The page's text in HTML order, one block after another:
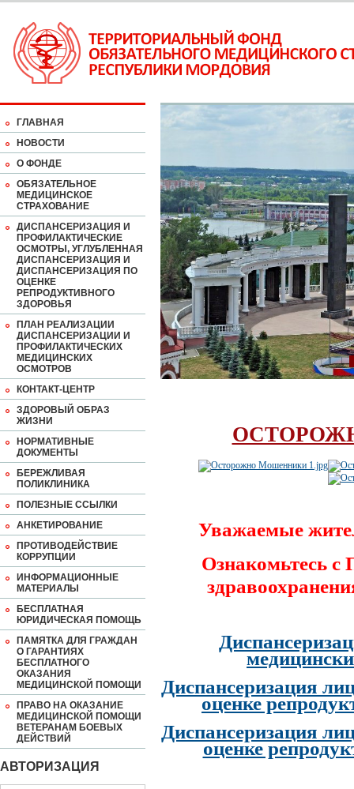
ГЛАВНАЯ
НОВОСТИ
О ФОНДЕ
ОБЯЗАТЕЛЬНОЕ
МЕДИЦИНСКОЕ
СТРАХОВАНИЕ
ДИСПАНСЕРИЗАЦИЯ И
ПРОФИЛАКТИЧЕСКИЕ
ОСМОТРЫ, УГЛУБЛЕННАЯ
ДИСПАНСЕРИЗАЦИЯ И
ДИСПАНСЕРИЗАЦИЯ ПО
ОЦЕНКЕ
РЕПРОДУКТИВНОГО
ЗДОРОВЬЯ
ПЛАН РЕАЛИЗАЦИИ
ДИСПАНСЕРИЗАЦИИ И
ПРОФИЛАКТИЧЕСКИХ
МЕДИЦИНСКИХ
ОСМОТРОВ
КОНТАКТ-ЦЕНТР
ЗДОРОВЫЙ ОБРАЗ
ЖИЗНИ
НОРМАТИВНЫЕ
ДОКУМЕНТЫ
БЕРЕЖЛИВАЯ
ПОЛИКЛИНИКА
ПОЛЕЗНЫЕ ССЫЛКИ
АНКЕТИРОВАНИЕ
ПРОТИВОДЕЙСТВИЕ
КОРРУПЦИИ
ИНФОРМАЦИОННЫЕ
МАТЕРИАЛЫ
БЕСПЛАТНАЯ
ЮРИДИЧЕСКАЯ ПОМОЩЬ
ПАМЯТКА ДЛЯ ГРАЖДАН
О ГАРАНТИЯХ
БЕСПЛАТНОГО
ОКАЗАНИЯ
МЕДИЦИНСКОЙ ПОМОЩИ
ПРАВО НА ОКАЗАНИЕ
МЕДИЦИНСКОЙ ПОМОЩИ
ВЕТЕРАНАМ БОЕВЫХ
ДЕЙСТВИЙ
АВТОРИЗАЦИЯ
Уважаемые
Ознакомьтесь
Диспансеризация
оценке
Диспансеризация
оценке